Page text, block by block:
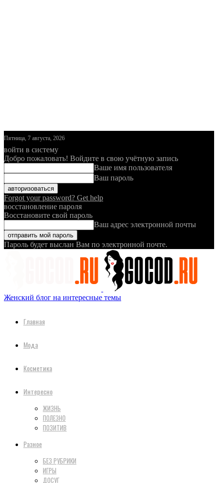
Пятница, 7 августа, 2026
войти в систему
Добро пожаловать! Войдите в свою учётную запись
Ваше имя пользователя
Ваш пароль
Forgot your password? Get help
восстановление пароля
Восстановите свой пароль
Ваш адрес электронной почты
Пароль будет выслан Вам по электронной почте.
Женский блог на интересные темы
Главная
Мода
Косметика
Интересно
ЖИЗНЬ
ПОЛЕЗНО
ПОЗИТИВ
Разное
БЕЗ РУБРИКИ
ИГРЫ
ДОСУГ